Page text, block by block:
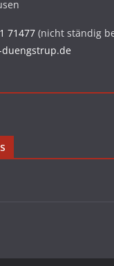
71477 (nicht ständig